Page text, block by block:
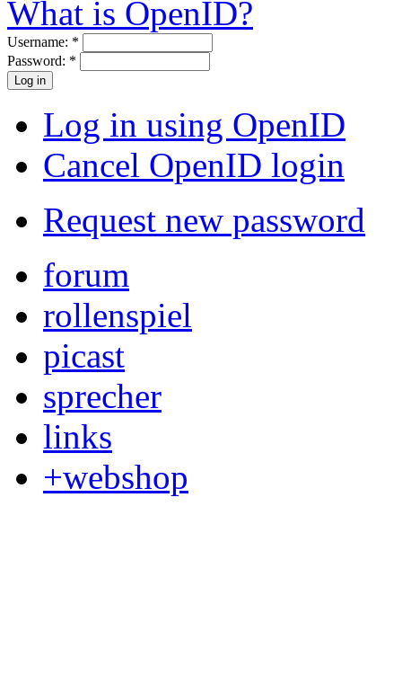
What is OpenID?
Username: *
Password: *
Log in using OpenID
Cancel OpenID login
Request new password
forum
rollenspiel
picast
sprecher
links
+webshop